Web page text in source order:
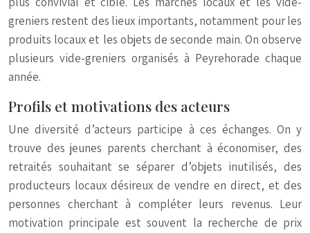
greniers restent des lieux importants, notamment pour les
produits locaux et les objets de seconde main. On observe
plusieurs vide-greniers organisés à Peyrehorade chaque
année.
Profils et motivations des acteurs
Une diversité d’acteurs participe à ces échanges. On y
trouve des jeunes parents cherchant à économiser, des
retraités souhaitant se séparer d’objets inutilisés, des
producteurs locaux désireux de vendre en direct, et des
personnes cherchant à compléter leurs revenus. Leur
motivation principale est souvent la recherche de prix